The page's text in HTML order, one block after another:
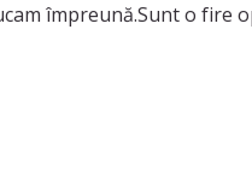
împreună.Sunt o fire